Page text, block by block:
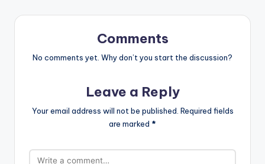
Comments
No comments yet. Why don’t you start the discussion?
Leave a Reply
Your email address will not be published. Required fields
are marked *